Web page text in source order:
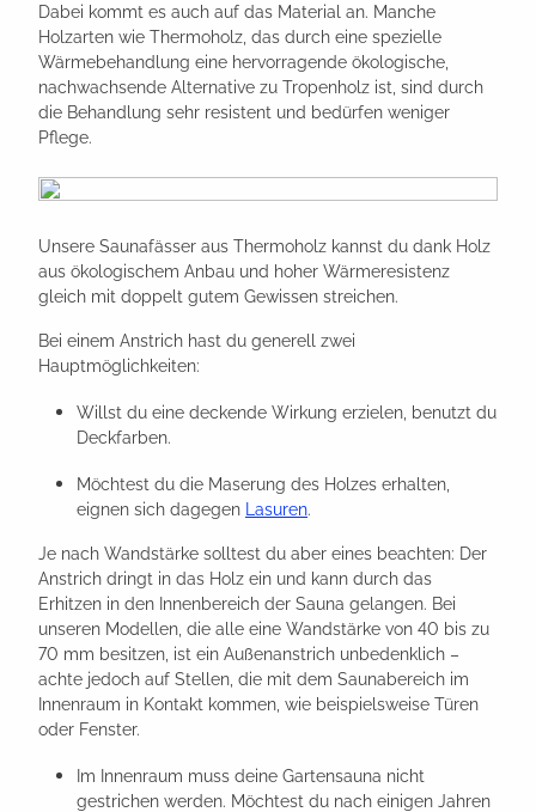
Dabei kommt es auch auf das Material an. Manche
Holzarten wie Thermoholz, das durch eine spezielle
Wärmebehandlung eine hervorragende ökologische,
nachwachsende Alternative zu Tropenholz ist, sind durch
die Behandlung sehr resistent und bedürfen weniger
Pflege.
Unsere Saunafässer aus Thermoholz kannst du dank Holz
aus ökologischem Anbau und hoher Wärmeresistenz
gleich mit doppelt gutem Gewissen streichen.
Bei einem Anstrich hast du generell zwei
Hauptmöglichkeiten:
Willst du eine deckende Wirkung erzielen, benutzt du
Deckfarben.
Möchtest du die Maserung des Holzes erhalten,
eignen sich dagegen
Lasuren.
Je nach Wandstärke solltest du aber eines beachten: Der
Anstrich dringt in das Holz ein und kann durch das
Erhitzen in den Innenbereich der Sauna gelangen. Bei
unseren Modellen, die alle eine Wandstärke von 40 bis zu
70 mm besitzen, ist ein Außenanstrich unbedenklich –
achte jedoch auf Stellen, die mit dem Saunabereich im
Innenraum in Kontakt kommen, wie beispielsweise Türen
oder Fenster.
Im Innenraum muss deine Gartensauna nicht
gestrichen werden. Möchtest du nach einigen Jahren